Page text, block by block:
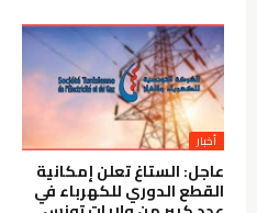
أخبار
عاجل: الستاغ تعلن إمكانية
القطع الدوري للكهرباء في